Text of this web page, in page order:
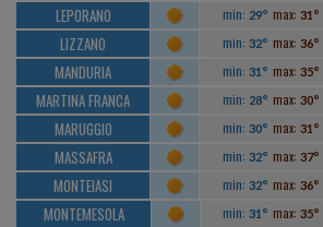
LEPORANO min: 29° max: 31°
LIZZANO min: 32° max: 36°
MANDURIA min: 31° max: 35°
MARTINA FRANCA min: 28° max: 30°
MARUGGIO min: 30° max: 31°
MASSAFRA min: 32° max: 37°
MONTEIASI min: 32° max: 36°
MONTEMESOLA min: 31° max: 35°